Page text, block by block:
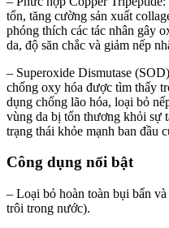
tổn, tăng cường sản xuất
phóng thích các tác nhân gây
da, độ săn chắc và giảm nếp
– Superoxide Dismutase
chống oxy hóa được tìm thấy
dụng chống lão hóa, loại bỏ
vùng da bị tổn thương khỏi sự
trạng thái khỏe mạnh ban đầu
Công dụng nổi bật
– Loại bỏ hoàn toàn bụi bẩn
trôi trong nước).